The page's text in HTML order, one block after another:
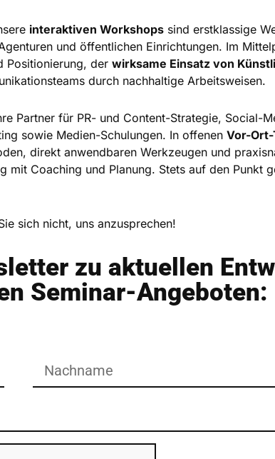
interaktiven Workshops sind erstklassige
und öffentlichen Einrichtungen. Im
Positionierung, der wirksame Einsatz von
durch nachhaltige Arbeitsweisen.
Partner für PR- und Content-Strategie, Social-
sowie Medien-Schulungen. In offenen Vor-
direkt anwendbaren Werkzeugen und
mit Coaching und Planung. Stets auf den Punkt
sich nicht, uns anzusprechen!
zu aktuellen
Seminar-Angeboten: